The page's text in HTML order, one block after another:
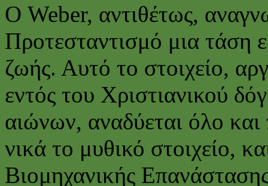
Ο Weber, αντιθέτως,
Προτεσταντισμό μια τάση
ζωής. Αυτό το στοιχείο,
εντός του Χριστιανικού
αιώνων, αναδύεται όλο και
νικά το μυθικό στοιχείο,
Βιομηχανικής